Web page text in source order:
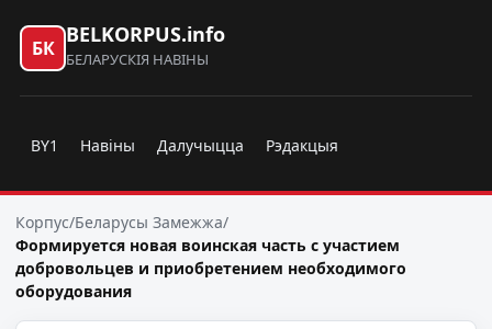
БК
BELKORPUS.info
БЕЛАРУСКІЯ НАВІНЫ
BY1 Навіны Далучыцца Рэдакцыя
Корпус/Беларусы Замежжа/
Формируется новая воинская часть с участием
добровольцев и приобретением необходимого
оборудования